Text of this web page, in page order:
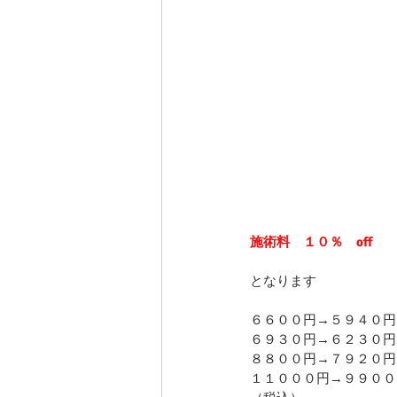
施術料　１０％　off
となります
６６００円→５９４０円
６９３０円→６２３０円
８８００円→７９２０円
１１０００円→９９０